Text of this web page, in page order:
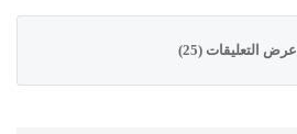
عرض التعليقات (25)